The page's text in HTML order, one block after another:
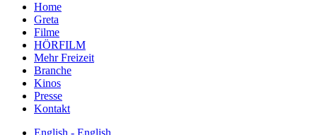
Home
Greta
Filme
HÖRFILM
Mehr Freizeit
Branche
Kinos
Presse
Kontakt
English - English